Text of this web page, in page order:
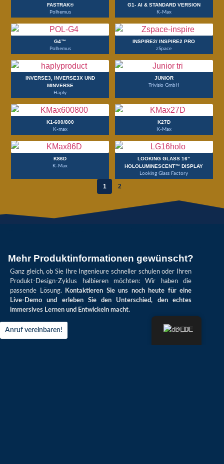
FASTRAK®
Polhemus
G1- AI & STANDARD VERSION
K-Max
G4™
Polhemus
INSPIRE2/ INSPIRE2 PRO
zSpace
INVERSE3, INVERSE3X UND
MINVERSE
Haply
JUNIOR
Trivisio GmbH
K1-600/800
K-max
K27D
K-Max
K86D
K-Max
LOOKING GLASS 16"
HOLOLUMINESCENT™ DISPLAY
Looking Glass Factory
1 2
Mehr Produktinformationen gewünscht?
Ganz gleich, ob Sie Ihre Ingenieure schneller schulen oder Ihren
Produkt-Design-Zyklus halbieren möchten: Wir haben die
passende Lösung.
Kontaktieren Sie uns noch heute für eine
Live-Demo und erleben Sie den Unterschied, den echtes
immersives Lernen und Entwickeln macht.
Anruf vereinbaren! DEU